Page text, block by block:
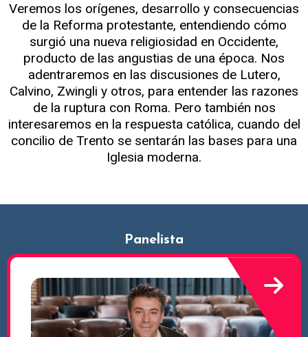
Veremos los orígenes, desarrollo y consecuencias
de la Reforma protestante, entendiendo cómo
surgió una nueva religiosidad en Occidente,
producto de las angustias de una época. Nos
adentraremos en las discusiones de Lutero,
Calvino, Zwingli y otros, para entender las razones
de la ruptura con Roma. Pero también nos
interesaremos en la respuesta católica, cuando del
concilio de Trento se sentarán las bases para una
Iglesia moderna.
Panelista